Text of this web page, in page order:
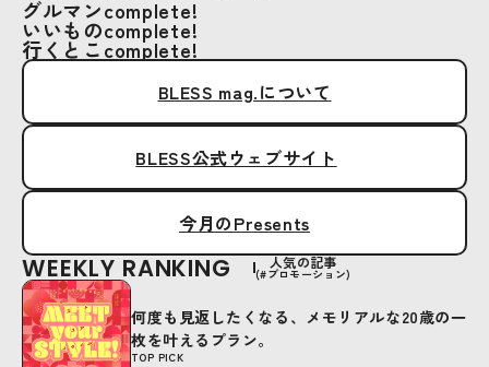
グルマンcomplete!
いいものcomplete!
行くとこcomplete!
BLESS mag.について
BLESS公式ウェブサイト
今月のPresents
WEEKLY RANKING 人気の記事
(#プロモーション)
TOP PICK
何度も見返したくなる、メモリアルな20歳の一
枚を叶えるプラン。